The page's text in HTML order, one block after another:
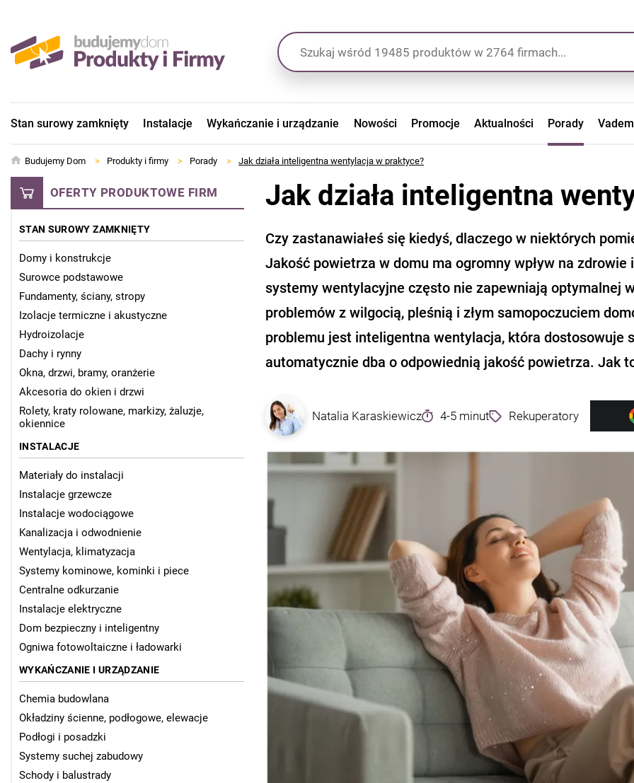
Stan surowy zamknięty Instalacje Wykańczanie i urządzanie Nowości Promocje Aktualności Porady
Budujemy Dom > Produkty i firmy > Porady > Jak działa inteligentna wentylacja w praktyce?
OFERTY PRODUKTOWE FIRM
STAN SUROWY ZAMKNIĘTY
Domy i konstrukcje
Surowce podstawowe
Fundamenty, ściany, stropy
Izolacje termiczne i akustyczne
Hydroizolacje
Dachy i rynny
Okna, drzwi, bramy, oranżerie
Akcesoria do okien i drzwi
Rolety, kraty rolowane, markizy, żaluzje,
okiennice
INSTALACJE
Materiały do instalacji
Instalacje grzewcze
Instalacje wodociągowe
Kanalizacja i odwodnienie
Wentylacja, klimatyzacja
Systemy kominowe, kominki i piece
Centralne odkurzanie
Instalacje elektryczne
Dom bezpieczny i inteligentny
Ogniwa fotowoltaiczne i ładowarki
WYKAŃCZANIE I URZĄDZANIE
Chemia budowlana
Okładziny ścienne, podłogowe, elewacje
Podłogi i posadzki
Systemy suchej zabudowy
Schody i balustrady
Jak działa inteligentna
Czy zastanawiałeś się kiedyś, dlaczego w niektórych
Jakość powietrza w domu ma ogromny wpływ na
systemy wentylacyjne często nie zapewniają optymalnej
problemów z wilgocią, pleśnią i złym samopoczuciem
problemu jest inteligentna wentylacja, która dostosowuje
automatycznie dba o odpowiednią jakość powietrza. Jak
Natalia Karaskiewicz 4-5 minut Rekuperatory